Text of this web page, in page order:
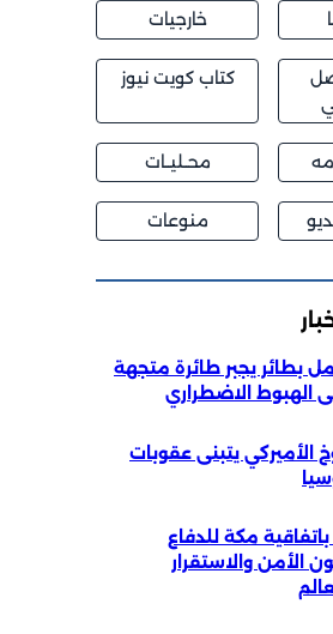
خارجيات
كتاب كويت نيوز
محــليــات
منوعات
بطائر يجبر طائرة متجهة
الهبوط الاضطراري
يتبنى عقوبات
باتفاقية مكة للدفاع
الأمن والاستقرار